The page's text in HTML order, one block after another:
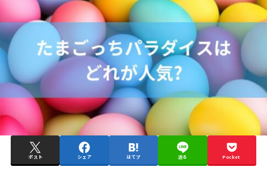
ポスト シェア はてブ 送る Pocket